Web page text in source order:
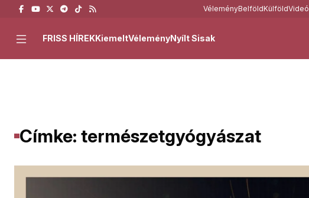
VéleményBelföldKülföldVideó
FRISS HÍREKKiemeltVéleményNyílt Sisak
Címke: természetgyógyászat